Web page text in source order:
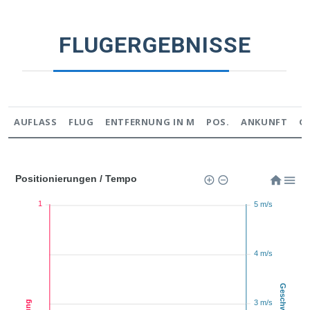
FLUGERGEBNISSE
AUFLASS FLUG ENTFERNUNG IN M POS. ANKUNFT
Positionierungen / Tempo
1 5 m/s
4 m/s
3 m/s